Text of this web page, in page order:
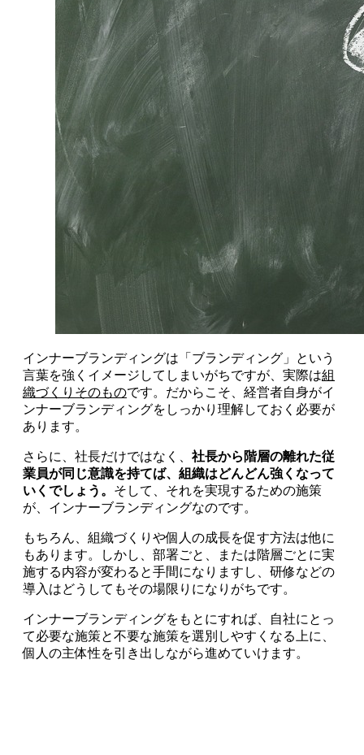
インナーブランディングは「ブランディング」という
言葉を強くイメージしてしまいがちですが、実際は組
織づくりそのものです。だからこそ、経営者自身がイ
ンナーブランディングをしっかり理解しておく必要が
あります。
さらに、社長だけではなく、 社長から階層の離れた従
業員が同じ意識を持てば、組織はどんどん強くなって
いくでしょう。 そして、それを実現するための施策
が、インナーブランディングなのです。
もちろん、組織づくりや個人の成長を促す方法は他に
もあります。しかし、部署ごと、または階層ごとに実
施する内容が変わると手間になりますし、研修などの
導入はどうしてもその場限りになりがちです。
インナーブランディングをもとにすれば、自社にとっ
て必要な施策と不要な施策を選別しやすくなる上に、
個人の主体性を引き出しながら進めていけます。